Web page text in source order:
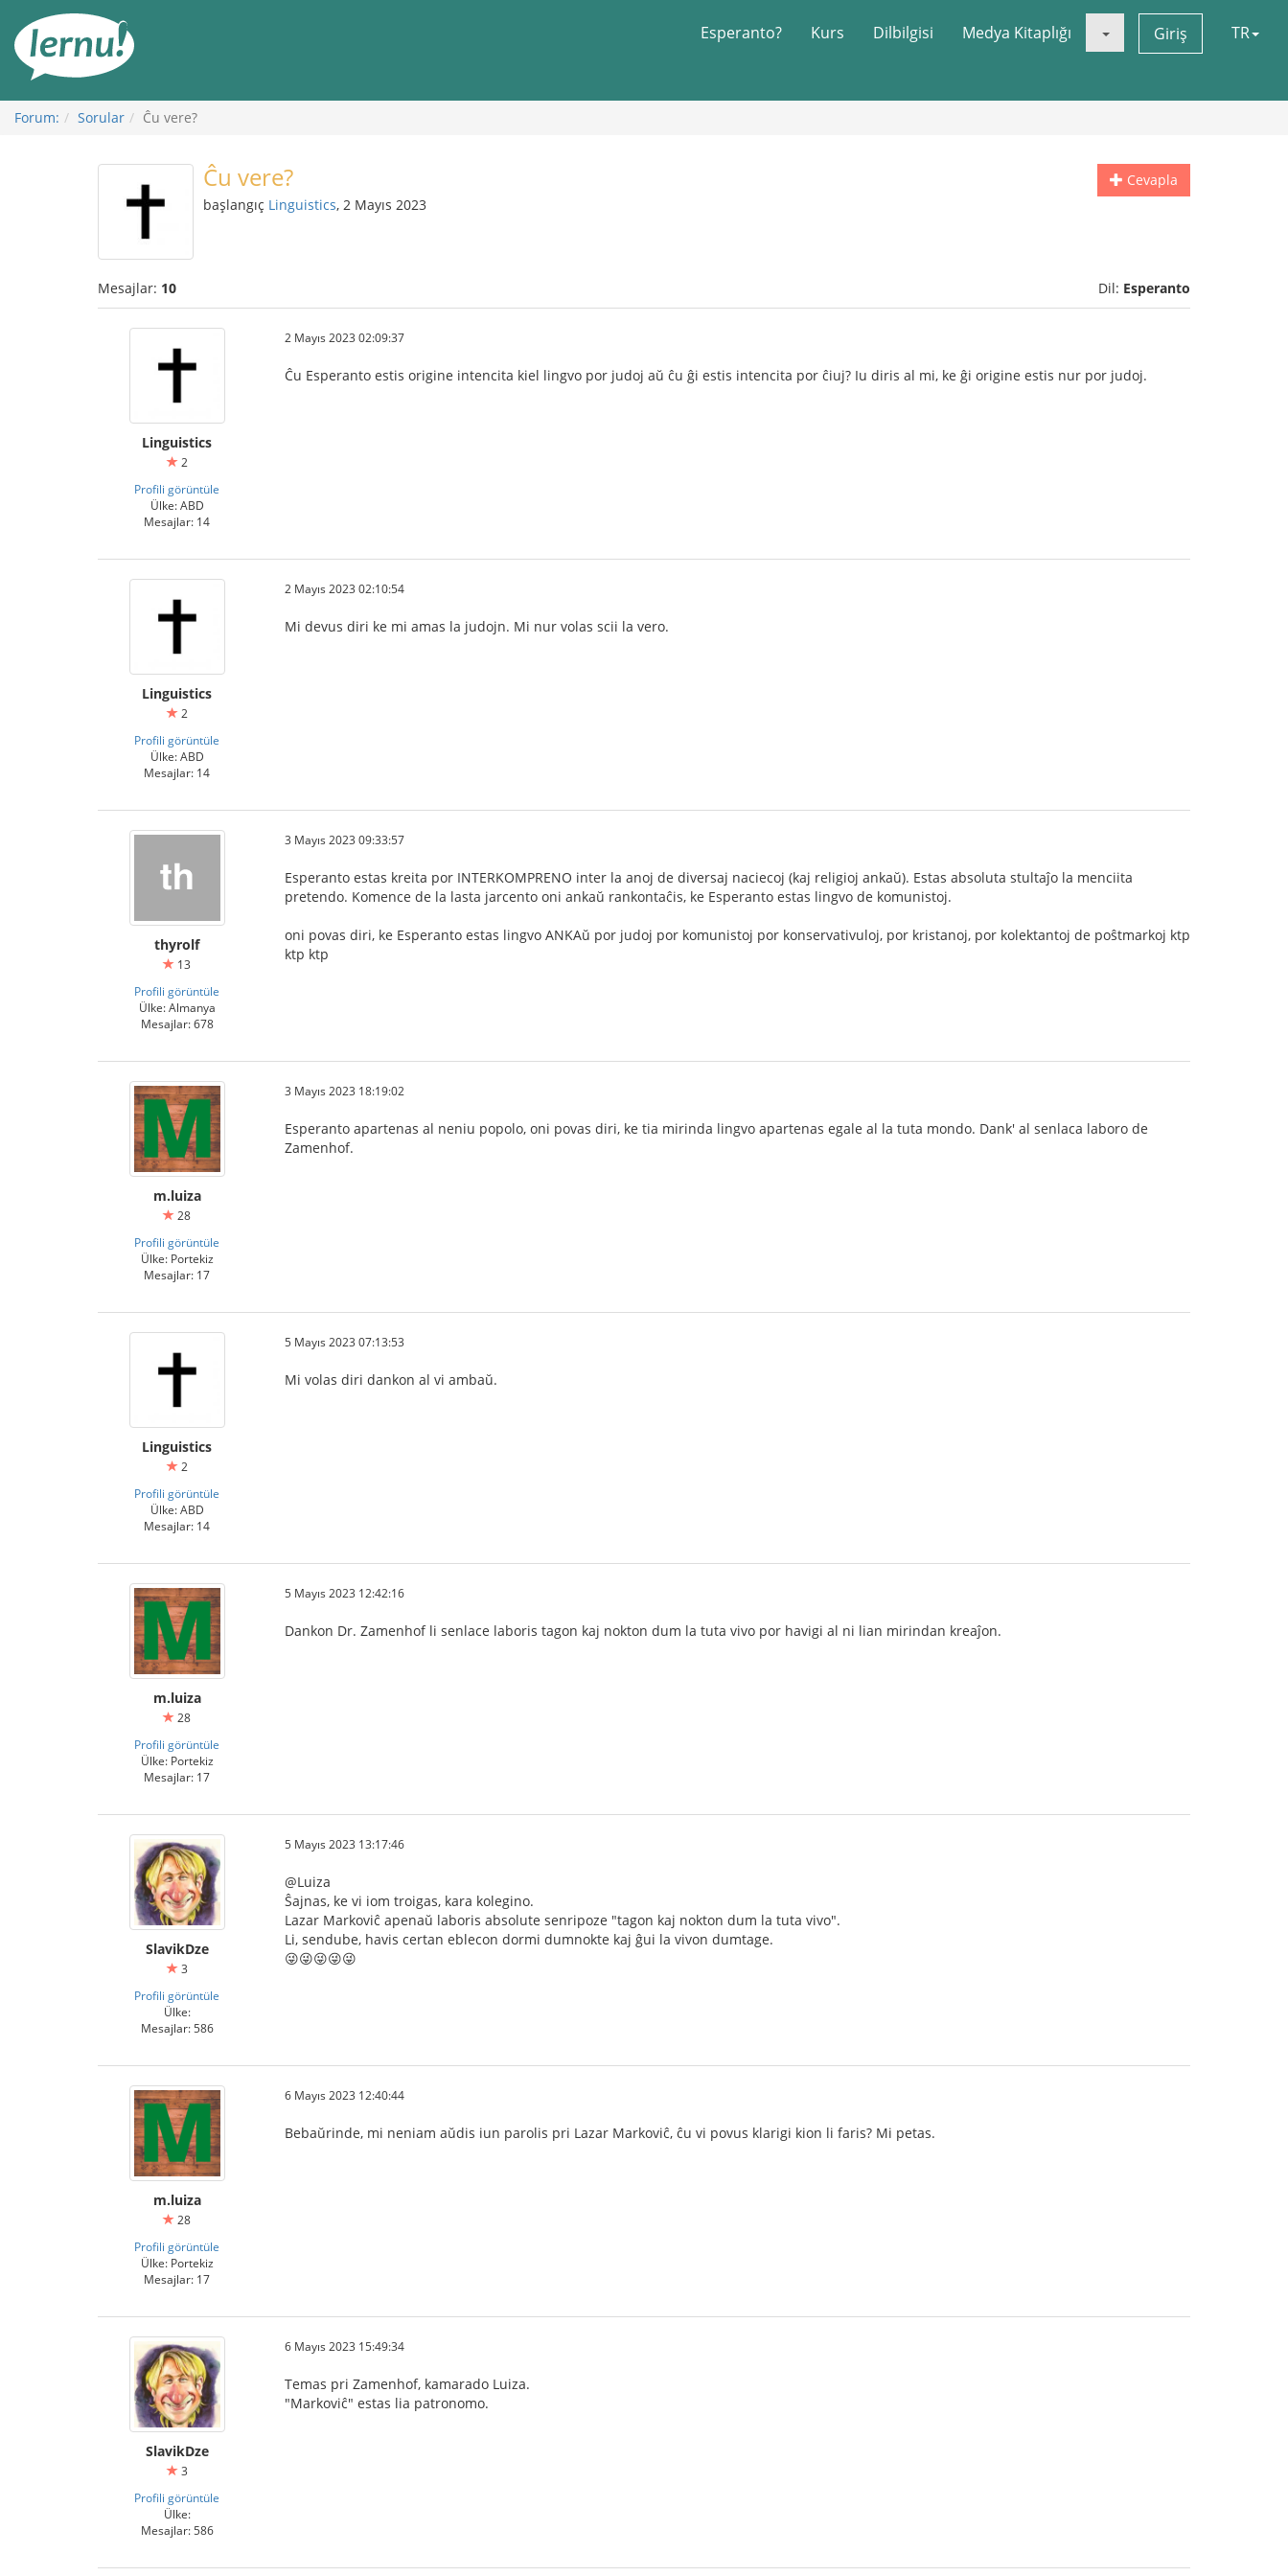
Görüntüleme
Esperanto? Kurs Dilbilgisi Medya Kitaplığı Giriş TR
Forum: Sorular Ĉu vere?
Cevapla
Ĉu vere?
başlangıç Linguistics, 2 Mayıs 2023
Mesajlar: 10 Dil: Esperanto
Linguistics
2
Profili görüntüle
Ülke: ABD
Mesajlar: 14
2 Mayıs 2023 02:09:37
Ĉu Esperanto estis origine intencita kiel lingvo por judoj aŭ ĉu ĝi estis intencita por ĉiuj? Iu diris al mi, ke ĝi origine estis nur por judoj.
Linguistics
2
Profili görüntüle
Ülke: ABD
Mesajlar: 14
2 Mayıs 2023 02:10:54
Mi devus diri ke mi amas la judojn. Mi nur volas scii la vero.
thyrolf
13
Profili görüntüle
Ülke: Almanya
Mesajlar: 678
3 Mayıs 2023 09:33:57
Esperanto estas kreita por INTERKOMPRENO inter la anoj de diversaj naciecoj (kaj religioj ankaŭ). Estas absoluta stultaĵo la menciita
pretendo. Komence de la lasta jarcento oni ankaŭ rankontaĉis, ke Esperanto estas lingvo de komunistoj.
oni povas diri, ke Esperanto estas lingvo ANKAŭ por judoj por komunistoj por konservativuloj, por kristanoj, por kolektantoj de poŝtmarkoj ktp
ktp ktp
m.luiza
28
Profili görüntüle
Ülke: Portekiz
Mesajlar: 17
3 Mayıs 2023 18:19:02
Esperanto apartenas al neniu popolo, oni povas diri, ke tia mirinda lingvo apartenas egale al la tuta mondo. Dank' al senlaca laboro de
Zamenhof.
Linguistics
2
Profili görüntüle
Ülke: ABD
Mesajlar: 14
5 Mayıs 2023 07:13:53
Mi volas diri dankon al vi ambaŭ.
m.luiza
28
Profili görüntüle
Ülke: Portekiz
Mesajlar: 17
5 Mayıs 2023 12:42:16
Dankon Dr. Zamenhof li senlace laboris tagon kaj nokton dum la tuta vivo por havigi al ni lian mirindan kreaĵon.
SlavikDze
3
Profili görüntüle
Ülke:
Mesajlar: 586
5 Mayıs 2023 13:17:46
@Luiza
Ŝajnas, ke vi iom troigas, kara kolegino.
Lazar Markoviĉ apenaŭ laboris absolute senripoze "tagon kaj nokton dum la tuta vivo".
Li, sendube, havis certan eblecon dormi dumnokte kaj ĝui la vivon dumtage.
😜😜😜😜😜
m.luiza
28
Profili görüntüle
Ülke: Portekiz
Mesajlar: 17
6 Mayıs 2023 12:40:44
Bebaŭrinde, mi neniam aŭdis iun parolis pri Lazar Markoviĉ, ĉu vi povus klarigi kion li faris? Mi petas.
SlavikDze
3
Profili görüntüle
Ülke:
Mesajlar: 586
6 Mayıs 2023 15:49:34
Temas pri Zamenhof, kamarado Luiza.
"Markoviĉ" estas lia patronomo.